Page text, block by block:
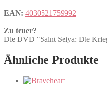
EAN: 4030521759992
Zu teuer?
Die DVD "Saint Seiya: Die
Ähnliche Produkte